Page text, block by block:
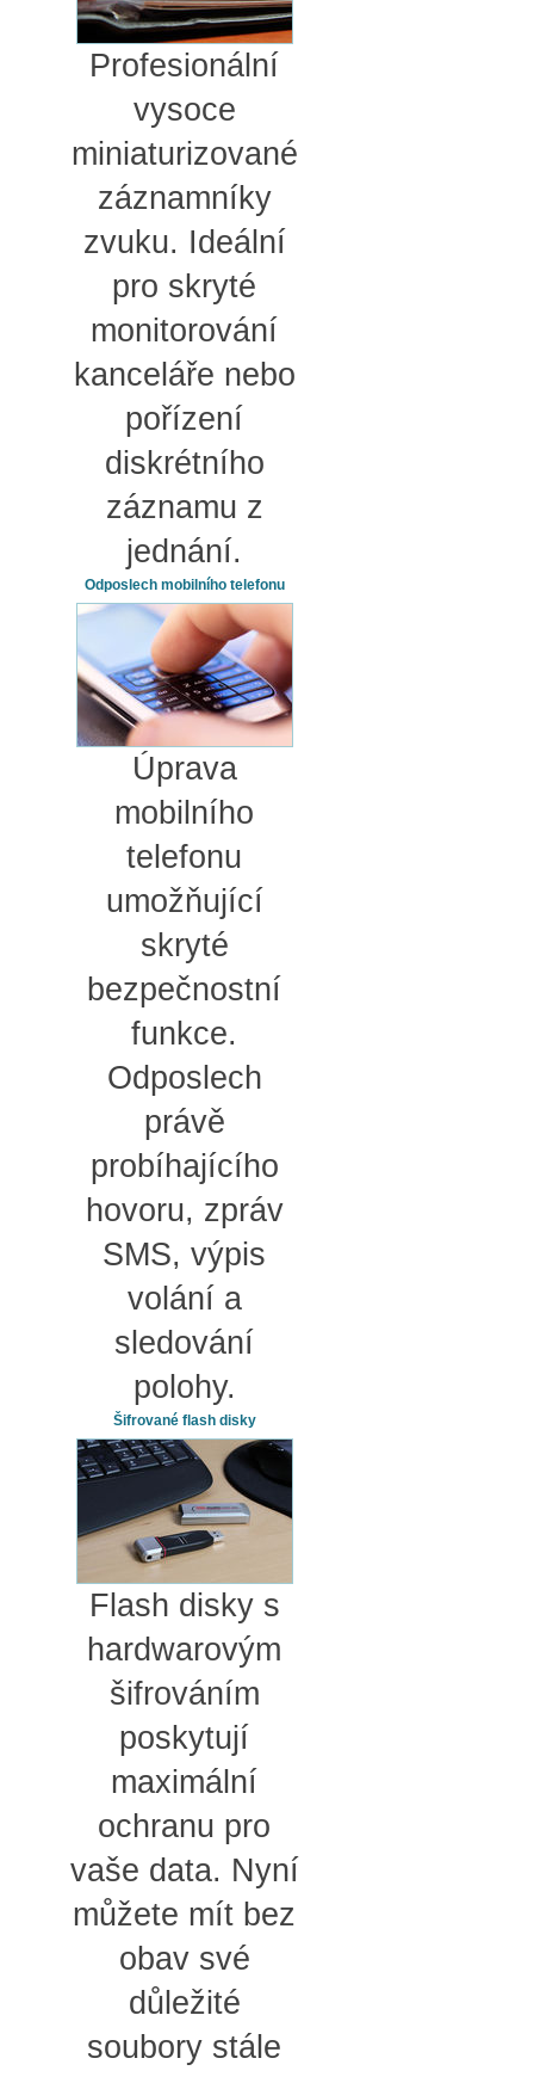
Profesionální
vysoce
miniaturizované
záznamníky
zvuku. Ideální
pro skryté
monitorování
kanceláře nebo
pořízení
diskrétního
záznamu z
jednání.
Odposlech mobilního telefonu
Úprava
mobilního
telefonu
umožňující
skryté
bezpečnostní
funkce.
Odposlech
právě
probíhajícího
hovoru, zpráv
SMS, výpis
volání a
sledování
polohy.
Šifrované flash disky
Flash disky s
hardwarovým
šifrováním
poskytují
maximální
ochranu pro
vaše data. Nyní
můžete mít bez
obav své
důležité
soubory stále